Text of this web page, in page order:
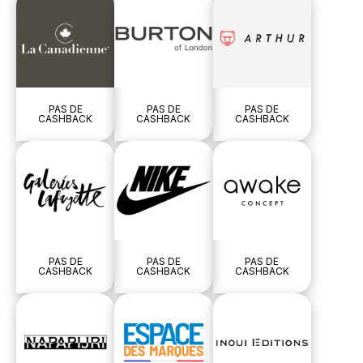
PAS DE
CASHBACK
PAS DE
CASHBACK
PAS DE
CASHBACK
PAS DE
CASHBACK
PAS DE
CASHBACK
PAS DE
CASHBACK